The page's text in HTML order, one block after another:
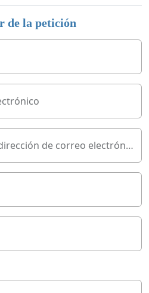
de la petición
Vuelva a introducir su dirección de correo electrónico